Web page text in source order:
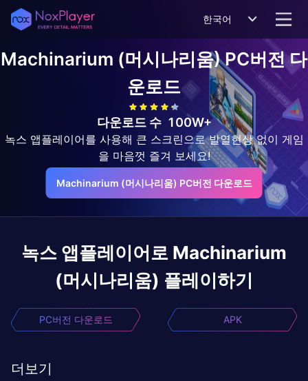
한국어
Machinarium (머시나리움)PC버전 다
운로드
다운로드 수 100W+
녹스 앱플레이어를 사용해 큰 스크린으로 발열현상 없이 게임
을 마음껏 즐겨 보세요!
Machinarium (머시나리움) PC버전 다운로드
녹스 앱플레이어로 Machinarium
(머시나리움) 플레이하기
PC버전 다운로드 APK
더보기